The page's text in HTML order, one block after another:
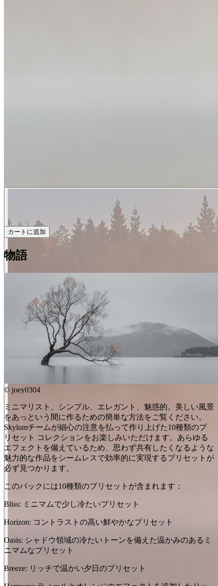
カートに追加
物語
© joey0304
ミニマリスト、シンプル、エレガント、魅惑的。美しい風景
をあっという間に作るための簡単な方法をご覧ください。
Skylumチームが細心の注意を払って作り上げた10種類のプ
リセット コレクションをお楽しみいただけます。あらゆる
エフェクトを備えているため、思わず共有したくなるような
魅力的な作品をシームレスで効率的に実現するプリセットが
必ず見つかります。
このパックには10種類のプリセットが含まれます：
Bliss: ミニマムで少し冷たいプリセット
Horizo​​n: コントラストの高い鮮やかなプリセット
Oasis: シャドウ領域の冷たいトーンを備えた温かみのあるミ
ニマムなプリセット
Breeze: リッチで温かい夕日のプリセット